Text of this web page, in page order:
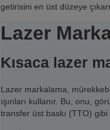
getirisini en üst düzeye
Lazer
Kısaca lazer
Lazer markalama,
ışınları kullanır. Bu, onu,
transfer üst baskı (TTO)